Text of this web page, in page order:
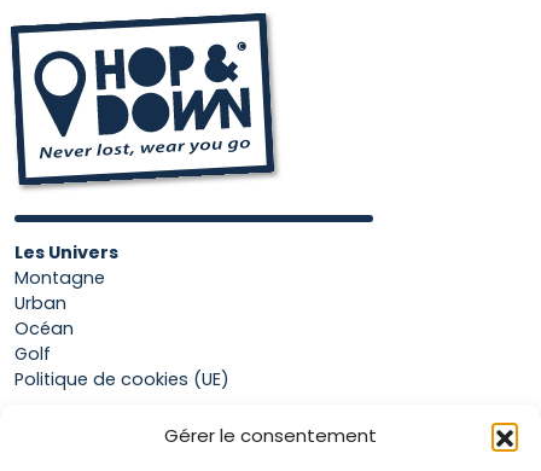
Gérer le consentement
variations.
Les
options
peuvent
être
choisies
sur
la
page
du
produit
Les Univers
Montagne
Urban
Océan
Golf
Politique de cookies (UE)